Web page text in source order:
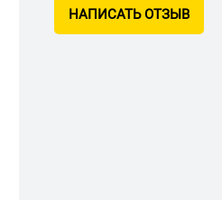
НАПИСАТЬ ОТЗЫВ